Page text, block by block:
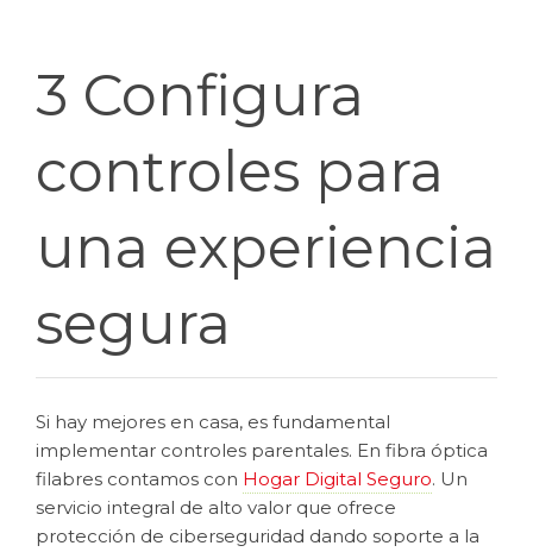
3 Configura
controles para
una experiencia
segura
Si hay mejores en casa, es fundamental
implementar controles parentales. En fibra óptica
filabres contamos con Hogar Digital Seguro. Un
servicio integral de alto valor que ofrece
protección de ciberseguridad dando soporte a la